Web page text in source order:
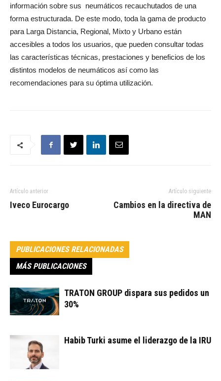
información sobre sus neumáticos recauchutados de una
forma estructurada. De este modo, toda la gama de producto
para Larga Distancia, Regional, Mixto y Urbano están
accesibles a todos los usuarios, que pueden consultar todas
las características técnicas, prestaciones y beneficios de los
distintos modelos de neumáticos así como las
recomendaciones para su óptima utilización.
Artículo anterior
Iveco Eurocargo
Artículo siguiente
Cambios en la directiva de
MAN
PUBLICACIONES RELACIONADAS
MÁS PUBLICACIONES
TRATON GROUP dispara sus pedidos un
30%
Habib Turki asume el liderazgo de la IRU